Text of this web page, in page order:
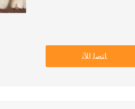
ﺎﺘﺼﻟ ﺍﻶﻧ